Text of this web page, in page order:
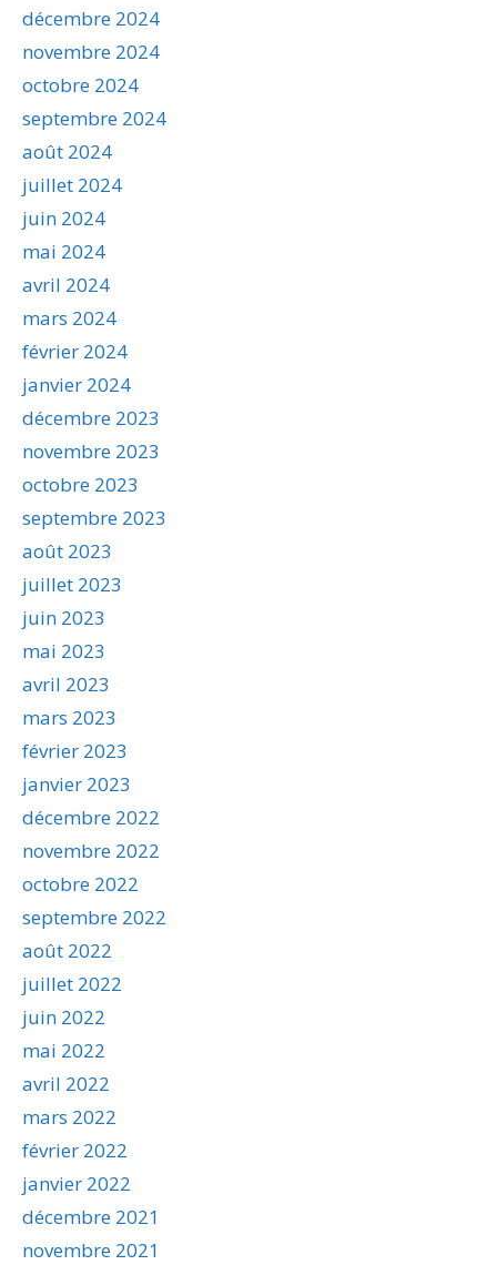
décembre 2024
novembre 2024
octobre 2024
septembre 2024
août 2024
juillet 2024
juin 2024
mai 2024
avril 2024
mars 2024
février 2024
janvier 2024
décembre 2023
novembre 2023
octobre 2023
septembre 2023
août 2023
juillet 2023
juin 2023
mai 2023
avril 2023
mars 2023
février 2023
janvier 2023
décembre 2022
novembre 2022
octobre 2022
septembre 2022
août 2022
juillet 2022
juin 2022
mai 2022
avril 2022
mars 2022
février 2022
janvier 2022
décembre 2021
novembre 2021